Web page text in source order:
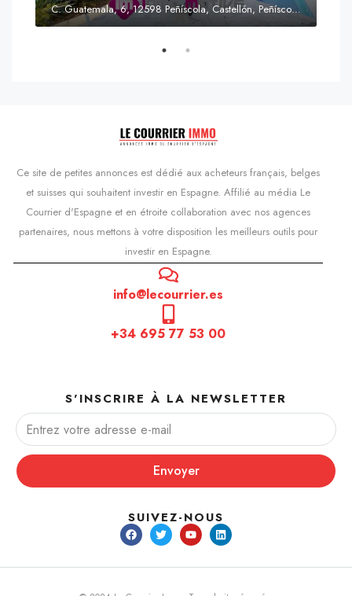
C. Guatemala, 6, 12598 Peñíscola, Castellón, Peñíscola, Communauté valencienne
Ce site de petites annonces est dédié aux acheteurs français, belges
et suisses qui souhaitent investir en Espagne. Affilié au média Le
Courrier d'Espagne et en étroite collaboration avec nos agences
partenaires, nous mettons à votre disposition les meilleurs outils pour
investir en Espagne.
info@lecourrier.es
+34 695 77 53 00
S'INSCRIRE À LA NEWSLETTER
Envoyer
SUIVEZ-NOUS